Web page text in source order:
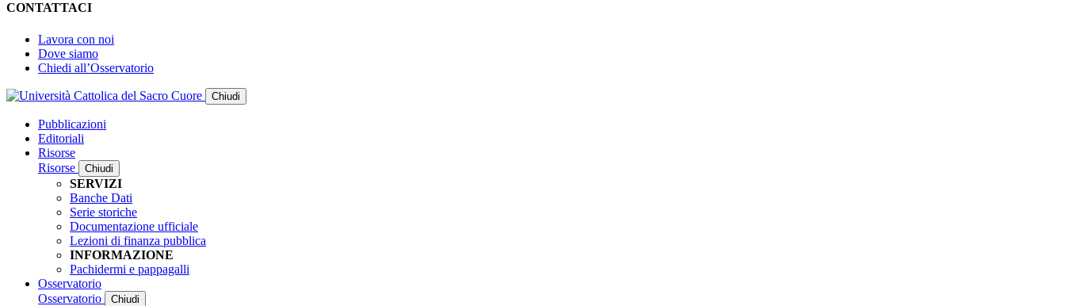
CONTATTACI
Lavora con noi
Dove siamo
Chiedi all’Osservatorio
Chiudi
Pubblicazioni
Editoriali
Risorse
Risorse
Chiudi
SERVIZI
Banche Dati
Serie storiche
Documentazione ufficiale
Lezioni di finanza pubblica
INFORMAZIONE
Pachidermi e pappagalli
Osservatorio
Osservatorio
Chiudi